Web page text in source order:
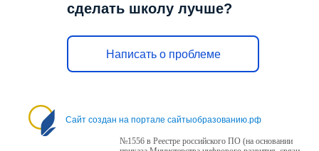
сделать школу лучше?
Написать о проблеме
Сайт создан на портале сайтыобразованию.рф
№1556 в Реестре российского ПО (на основании